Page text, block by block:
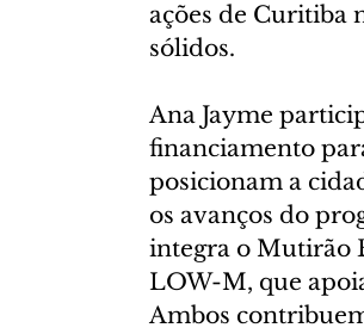
ações de Curitiba
sólidos.
Ana Jayme
financiamento
posicionam a
os avanços do
integra o Mutirão
LOW-M, que
Ambos